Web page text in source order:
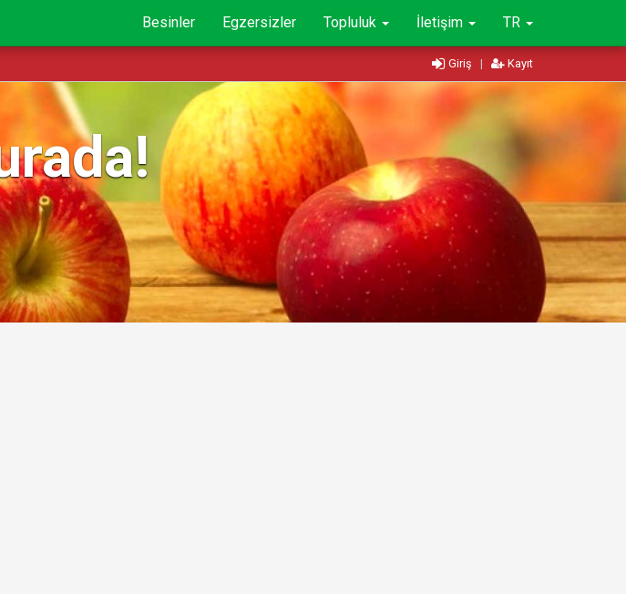
Besinler Egzersizler Topluluk İletişim TR
Giriş | Kayıt